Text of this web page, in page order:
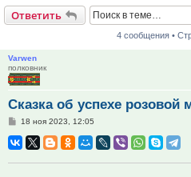
Ответить
4 сообщения •
Varwen
полковник
Сказка об успехе
Сообщение
18 ноя 2023, 12:05